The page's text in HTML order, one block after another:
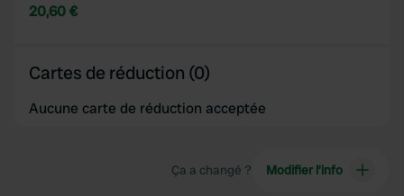
20,60 €
Cartes de réduction (0)
Aucune carte de réduction acceptée
Ça a changé ? Modifier l’info